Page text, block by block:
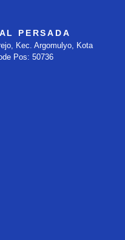
PERSADA
Kec. Argomulyo, Kota
Pos: 50736